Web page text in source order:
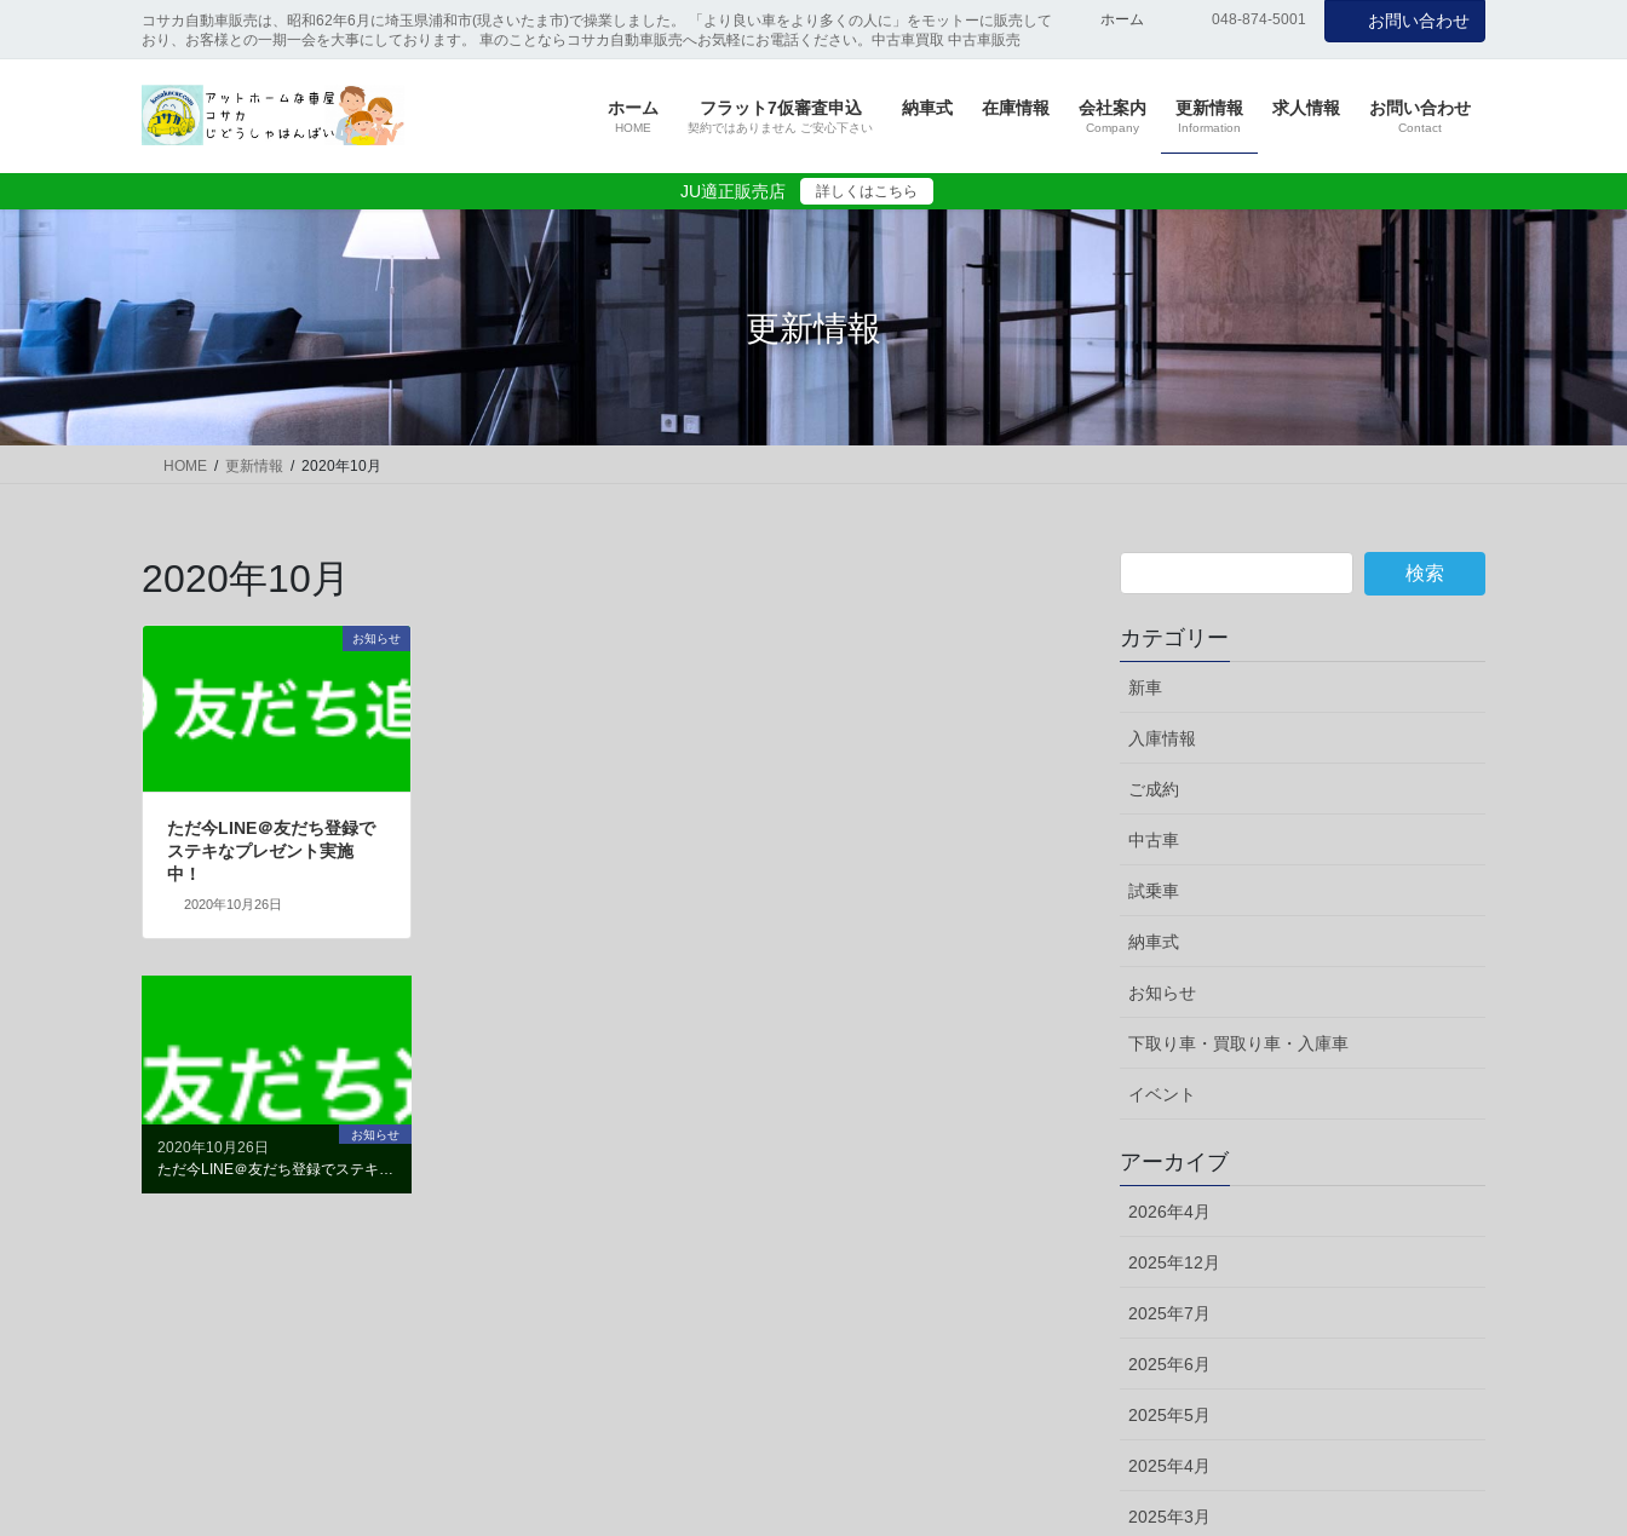
動
に
コサカ自動車販売は、昭和62年6月に埼玉県浦和市(現さいたま市)で操業しました。 「より良い車をより多くの人に」をモットーに販売して
おり、お客様との一期一会を大事にしております。 車のことならコサカ自動車販売へお気軽にお電話ください。中古車買取 中古車販売
ホーム 048-874-5001 お問い合わせ
ホーム
HOME
フラット7仮審査申込
契約ではありません ご安心下さい
納車式 在庫情報 会社案内
Company
更新情報
Information
求人情報 お問い合わせ
Contact
JU適正販売店 詳しくはこちら
更新情報
HOME 更新情報 2020年10月
2020年10月
お知らせ
ただ今LINE＠友だち登録で
ステキなプレゼント実施
中！
2020年10月26日
2020年10月26日
お知らせ
カテゴリー
新車
入庫情報
ご成約
中古車
試乗車
納車式
お知らせ
下取り車・買取り車・入庫車
イベント
アーカイブ
2026年4月
2025年12月
2025年7月
2025年6月
2025年5月
2025年4月
2025年3月